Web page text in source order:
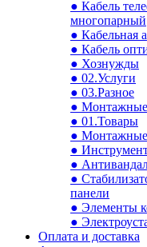
● Кабель
многопарный
● Кабельная
● Кабель
● Хознужды
● 02.Услуги
● 03.Разное
● Монтажные
● 01.Товары
●
●
●
●
панели
● Элементы
●
Оплата и доставка